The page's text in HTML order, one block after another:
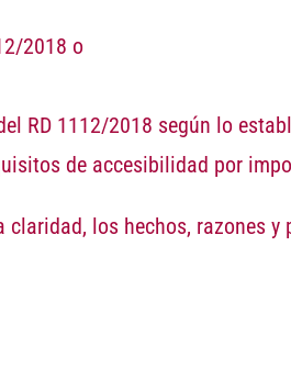
2018 o
RD 1112/2018 según lo
de accesibilidad por
los hechos, razones